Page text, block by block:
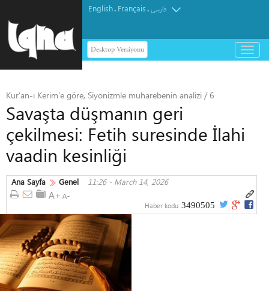
English. Français.فارسی
Desktop Versiyonu
باز
و
Kur’an-ı Kerim’e göre, Siyonizmle muharebenin analizi / 6
Savaşta düşmanın geri
çekilmesi: Fetih suresinde İlahi
vaadin kesinliği
Ana Sayfa Genel 11:26 - March 14, 2026
Haber kodu: 3490505